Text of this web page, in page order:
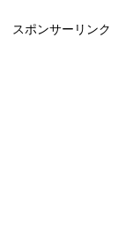
スポンサーリンク